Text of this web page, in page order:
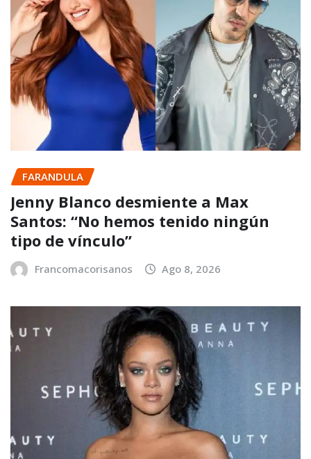
FARANDULA
Jenny Blanco desmiente a Max
Santos: “No hemos tenido ningún
tipo de vínculo”
Francomacorisanos Ago 8, 2026